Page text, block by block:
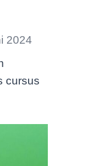
2024
cursus